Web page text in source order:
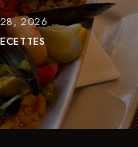
28, 2026